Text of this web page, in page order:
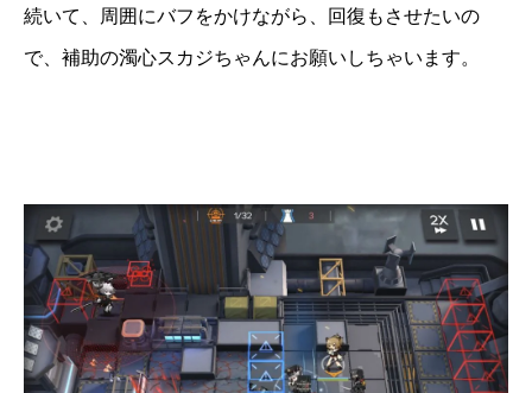
続いて、周囲にバフをかけながら、回復もさせたいの
で、補助の濁心スカジちゃんにお願いしちゃいます。